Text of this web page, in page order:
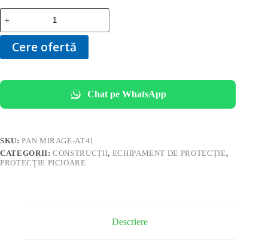
Cantitate
Pantofi
Mirage
BLUECere ofertă
Chat pe WhatsApp
SKU:PAN MIRAGE-AT41
CATEGORII:CONSTRUCȚII, ECHIPAMENT DE PROTECȚIE,
PROTECȚIE PICIOARE
Descriere